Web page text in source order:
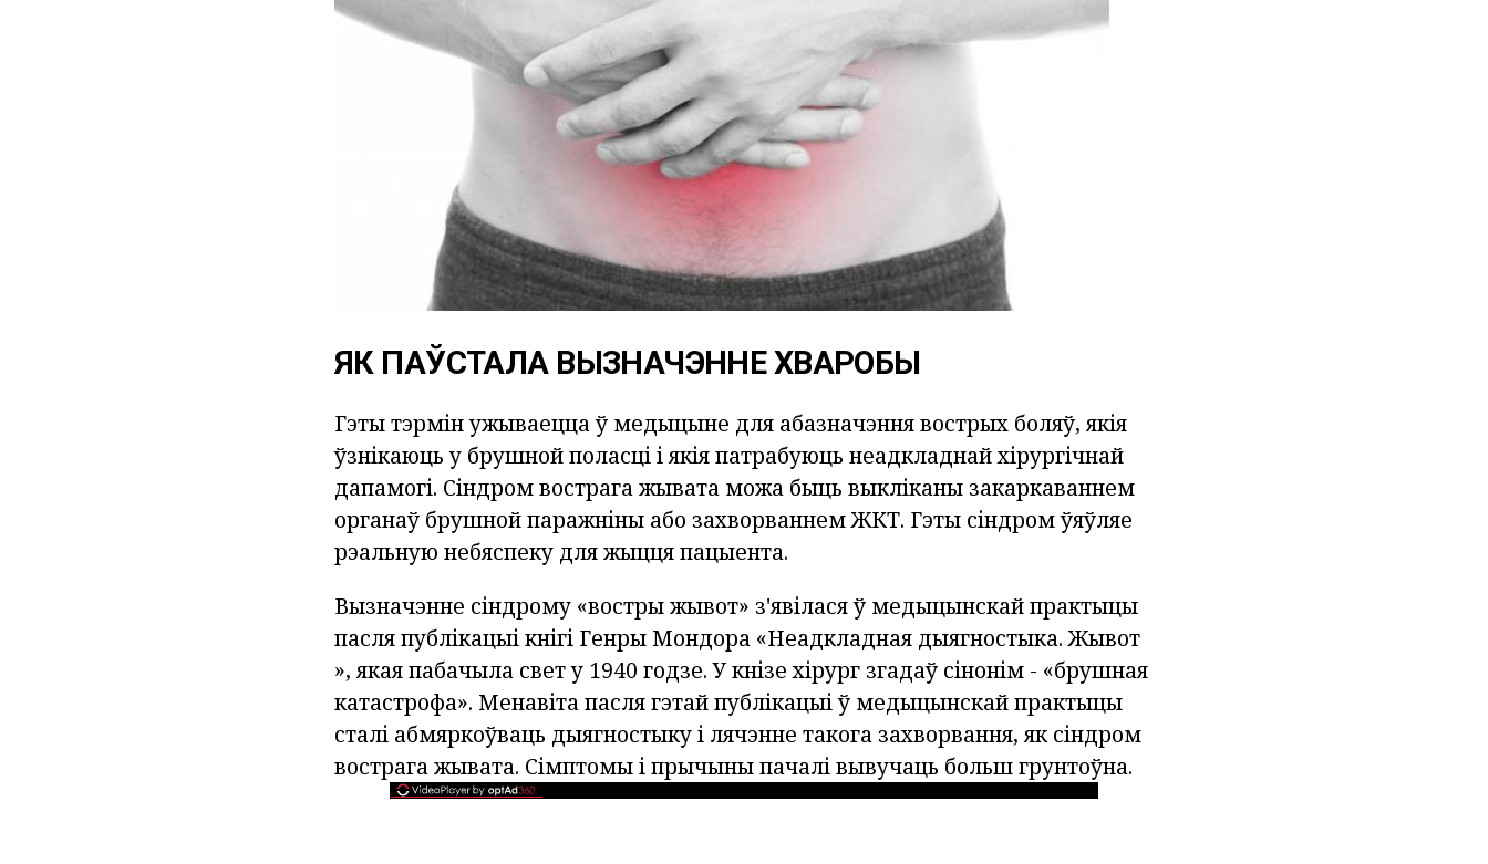
ЯК ПАЎСТАЛА ВЫЗНАЧЭННЕ ХВАРОБЫ
Гэты тэрмін ужываецца ў медыцыне для абазначэння вострых боляў, якія
ўзнікаюць у брушной поласці і якія патрабуюць неадкладнай хірургічнай
дапамогі. Сіндром вострага жывата можа быць выкліканы закаркаваннем
органаў брушной паражніны або захворваннем ЖКТ. Гэты сіндром ўяўляе
рэальную небяспеку для жыцця пацыента.
Вызначэнне сіндрому «востры жывот» з'явілася ў медыцынскай практыцы
пасля публікацыі кнігі Генры Мондора «Неадкладная дыягностыка. Жывот
», якая пабачыла свет у 1940 годзе. У кнізе хірург згадаў сінонім - «брушная
катастрофа». Менавіта пасля гэтай публікацыі ў медыцынскай практыцы
сталі абмяркоўваць дыягностыку і лячэнне такога захворвання, як сіндром
вострага жывата. Сімптомы і прычыны пачалі вывучаць больш грунтоўна.